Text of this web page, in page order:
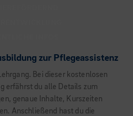
zur Pflegeassistenz
Bei dieser kostenlosen
erfährst du alle Details zum
genaue Inhalte, Kurszeiten
Anschließend hast du die